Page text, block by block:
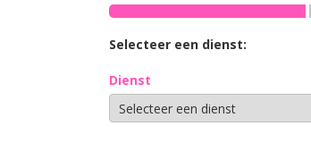
Selecteer een dienst:
Dienst